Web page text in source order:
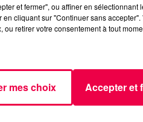
et fermer", ou affiner en
cliquant sur "Continuer sans
ou retirer votre consentement à tout
mes choix Accepter et